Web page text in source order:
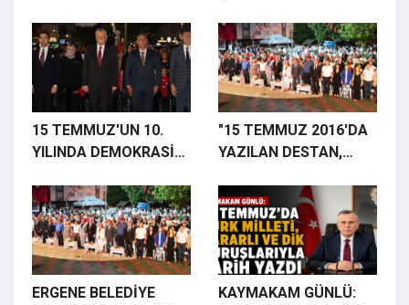
ETMEYECEĞİM"
15 TEMMUZ'UN 10.
YILINDA DEMOKRASİ
ANILDI
"15 TEMMUZ 2016'DA
YAZILAN DESTAN,
KRİTİK DÖNÜM
NOKTALARINDAN BİRİ
OLDU"
ERGENE BELEDİYE
KAYMAKAM GÜNLÜ: